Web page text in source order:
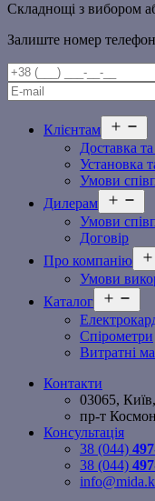
Складнощі з вибором
Залиште номер
Клієнтам
Доставка
Установка
Умови
Дилерам
Умови
Договір
Про компанію
Умови
Каталог
меню
Спірометри
Витратні
Контакти
03065,
пр-т
Консультація
38 (044)
38 (044)